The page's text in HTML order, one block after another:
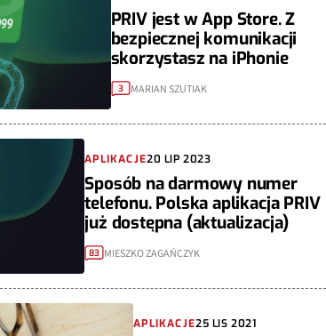
PRIV jest w App Store. Z
bezpiecznej komunikacji
skorzystasz na iPhonie
3 MARIAN SZUTIAK
APLIKACJE20 LIP 2023
Sposób na darmowy numer
telefonu. Polska aplikacja PRIV
już dostępna (aktualizacja)
83 MIESZKO ZAGAŃCZYK
APLIKACJE25 LIS 2021